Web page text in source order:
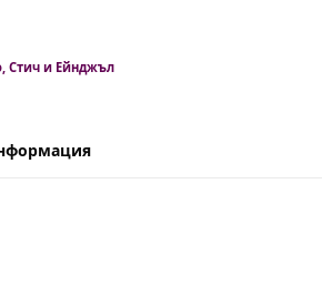
Стич и Ейнджъл